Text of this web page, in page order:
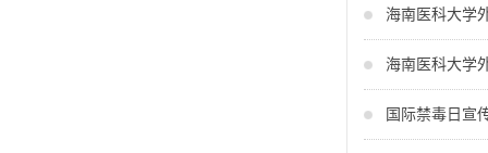
海南医科大学
海南医科大学
国际禁毒日宣